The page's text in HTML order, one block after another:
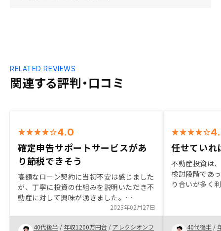
関連する評判・口コミ
RELATED REVIEWS
4.0
確定申告サポートサービスがあ
り節税できそう
高額なローン契約に当初不安は感じました
が、丁寧に投資の仕組みを説明いただき不
動産に対して興味が湧きました。
GAtechnologiesの社員の方が実際にご自
分でも不動産投資をしているというところ
が説得力がありました。ITを駆使して経費
2023年02月27日
40代後半 / 年収1200万円台 / アレクシオンフ
任せていれ
不動産投資は
検討段階であ
り合いが多く
た頼れると思
で検討しやす
40代後半 /